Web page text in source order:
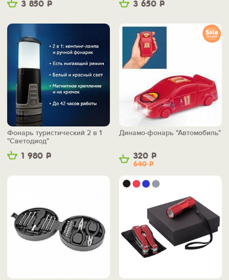
3 850 Р 3 650 Р
1 980 Р
Фонарь туристический 2 в 1
"Светодиод"
320 Р
640Р
Динамо-фонарь "Автомобиль"